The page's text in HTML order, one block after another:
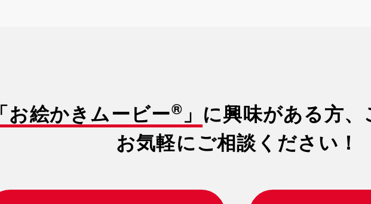
「お絵かきムービー® 」 に興味がある方
お気軽にご相談ください！